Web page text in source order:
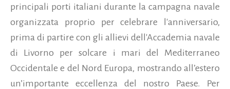
principali porti italiani durante la campagna navale
organizzata proprio per celebrare l'anniversario,
prima di partire con gli allievi dell'Accademia navale
di Livorno per solcare i mari del Mediterraneo
Occidentale e del Nord Europa, mostrando all’estero
un’importante eccellenza del nostro Paese. Per